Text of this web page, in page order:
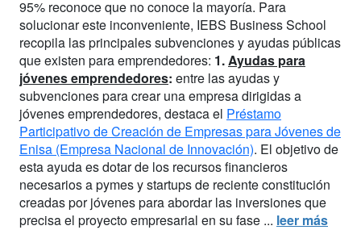
95% reconoce que no conoce la mayoría. Para
solucionar este inconveniente, IEBS Business School
recopila las principales subvenciones y ayudas públicas
que existen para emprendedores: 1. Ayudas para
jóvenes emprendedores: entre las ayudas y
subvenciones para crear una empresa dirigidas a
jóvenes emprendedores, destaca el Préstamo
Participativo de Creación de Empresas para Jóvenes de
Enisa (Empresa Nacional de Innovación). El objetivo de
esta ayuda es dotar de los recursos financieros
necesarios a pymes y startups de reciente constitución
creadas por jóvenes para abordar las inversiones que
precisa el proyecto empresarial en su fase ... leer más